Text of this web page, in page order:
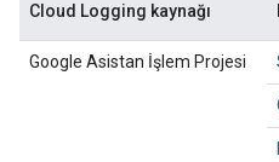
Cloud Logging kaynağı
Google Asistan İşlem Projesi